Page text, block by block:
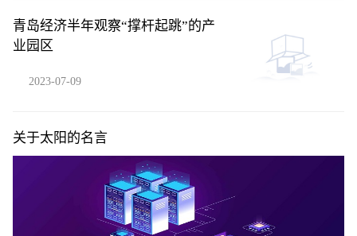
青岛经济半年观察“撑杆起跳”的产
业园区
2023-07-09
关于太阳的名言